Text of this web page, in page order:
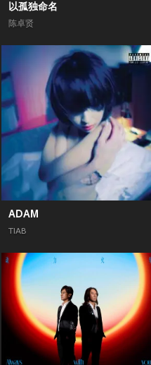
以孤独命名
陈卓贤
ADAM
TIAB